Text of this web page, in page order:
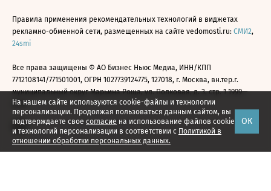
На нашем сайте используются cookie-файлы и технологии
персонализации. Продолжая пользоваться данным сайтом, вы
подтверждаете свое согласие на использование файлов cookie
и технологий персонализации в соответствии с Политикой в
отношении обработки персональных данных.
ОК
Правила применения рекомендательных технологий в виджетах
рекламно-обменной сети, размещенных на сайте vedomosti.ru: СМИ2,
24smi
Все права защищены © АО Бизнес Ньюс Медиа, ИНН/КПП
7712108141/771501001, ОГРН 1027739124775, 127018, г. Москва, вн.тер.г.
муниципальный округ Марьина Роща, ул. Полковая, д. 3, стр. 1 1999—
2026